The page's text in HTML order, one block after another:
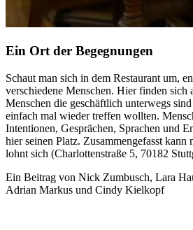
Ein Ort der Begegnungen
Schaut man sich in dem Restaurant um,
verschiedene Menschen. Hier finden sich
Menschen die geschäftlich unterwegs
einfach mal wieder treffen wollten.
Intentionen, Gesprächen, Sprachen und
hier seinen Platz. Zusammengefasst kann
lohnt sich (Charlottenstraße 5, 70182
Ein Beitrag von Nick Zumbusch, Lara
Adrian Markus und Cindy Kielkopf